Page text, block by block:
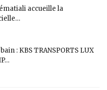
accueille la
: KBS TRANSPORTS LUX